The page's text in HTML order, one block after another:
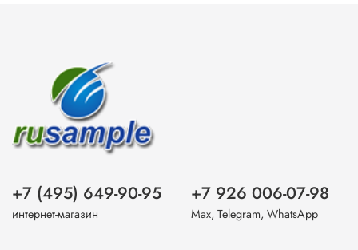
+7 (495) 649-90-95
интернет-магазин
+7 926 006-07-98
Max, Telegram, WhatsApp